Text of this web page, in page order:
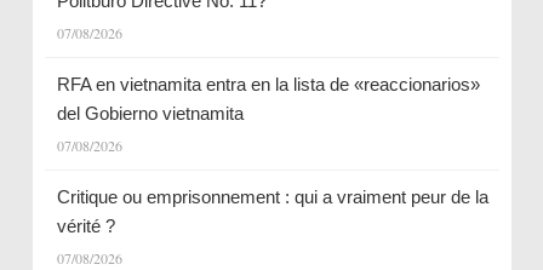
07/08/2026
RFA en vietnamita entra en la lista de «reaccionarios»
del Gobierno vietnamita
07/08/2026
Critique ou emprisonnement : qui a vraiment peur de la
vérité ?
07/08/2026